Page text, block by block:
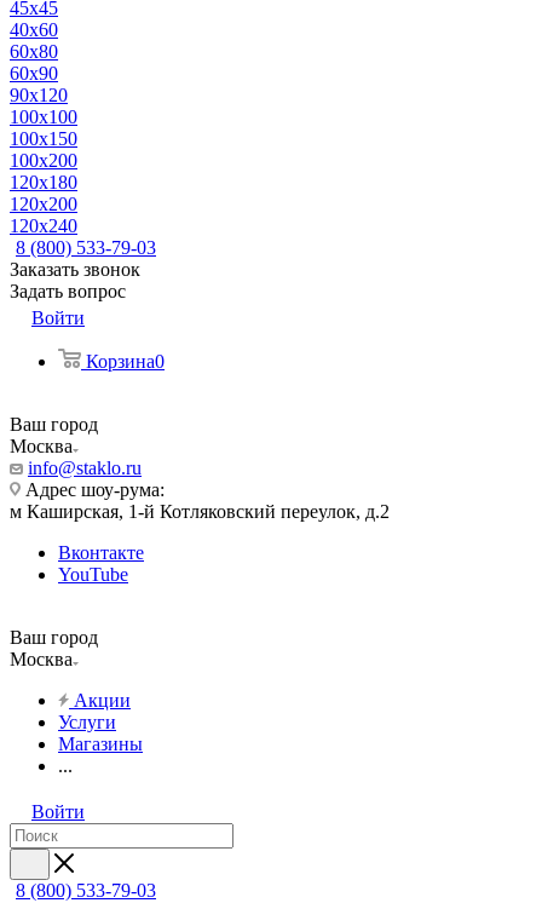
45x45
40x60
60x80
60x90
90x120
100x100
100x150
100x200
120x180
120x200
120x240
8 (800) 533-79-03
Заказать звонок
Задать вопрос
Войти
Корзина0
Ваш город
Москва
info@staklo.ru
Адрес шоу-рума:
м Каширская, 1-й Котляковский переулок, д.2
Вконтакте
YouTube
Ваш город
Москва
Акции
Услуги
Магазины
...
Войти
8 (800) 533-79-03